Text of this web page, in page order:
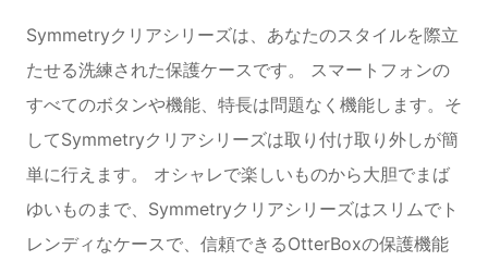
Symmetryクリアシリーズは、あなたのスタイルを際立
たせる洗練された保護ケースです。 スマートフォンの
すべてのボタンや機能、特長は問題なく機能します。そ
してSymmetryクリアシリーズは取り付け取り外しが簡
単に行えます。 オシャレで楽しいものから大胆でまば
ゆいものまで、Symmetryクリアシリーズはスリムでト
レンディなケースで、信頼できるOtterBoxの保護機能